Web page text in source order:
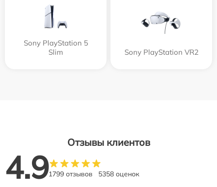
Sony PlayStation 5
Slim
Sony PlayStation VR2
Отзывы клиентов
4.91799 отзывов 5358 оценок